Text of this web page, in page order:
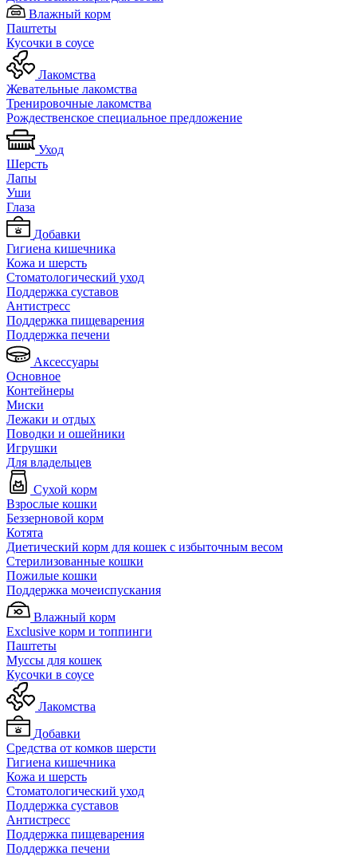
Влажный корм
Паштеты
Кусочки в соусе
Лакомства
Жевательные лакомства
Тренировочные лакомства
Рождественское специальное предложение
Уход
Шерсть
Лапы
Уши
Глаза
Добавки
Гигиена кишечника
Кожа и шерсть
Cтоматологический уход
Поддержка суставов
Антистресс
Поддержка пищеварения
Поддержка печени
Аксессуары
Основное
Контейнеры
Миски
Лежаки и отдых
Поводки и ошейники
Игрушки
Для владельцев
Сухой корм
Взрослые кошки
Беззерновой корм
Котята
Диетический корм для кошек с избыточным весом
Стерилизованные кошки
Пожилые кошки
Поддержка мочеиспускания
Влажный корм
Exclusive корм и топпинги
Паштеты
Муссы для кошек
Кусочки в соусе
Лакомства
Добавки
Средства от комков шерсти
Гигиена кишечника
Кожа и шерсть
Cтоматологический уход
Поддержка суставов
Антистресс
Поддержка пищеварения
Поддержка печени